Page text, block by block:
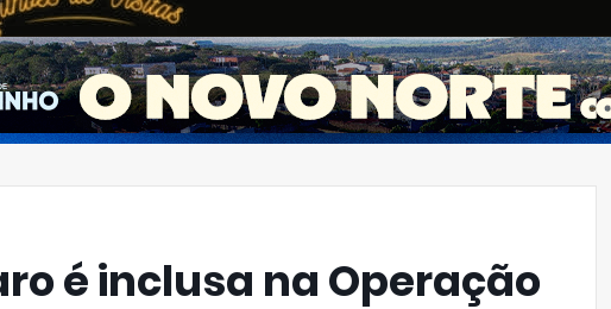
é inclusa na Operação